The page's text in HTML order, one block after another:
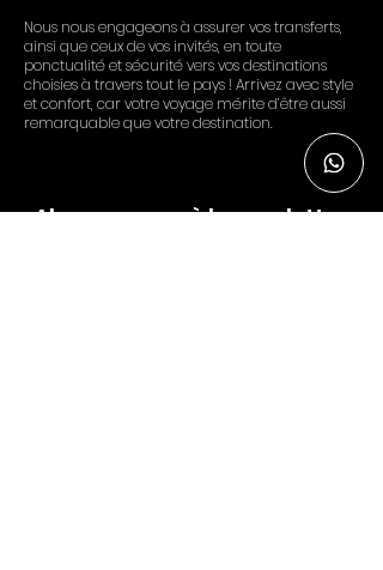
Nous nous engageons à assurer vos transferts,
ainsi que ceux de vos invités, en toute
ponctualité et sécurité vers vos destinations
choisies à travers tout le pays ! Arrivez avec style
et confort, car votre voyage mérite d’être aussi
remarquable que votre destination.
Abonnez-vous à la newsletter